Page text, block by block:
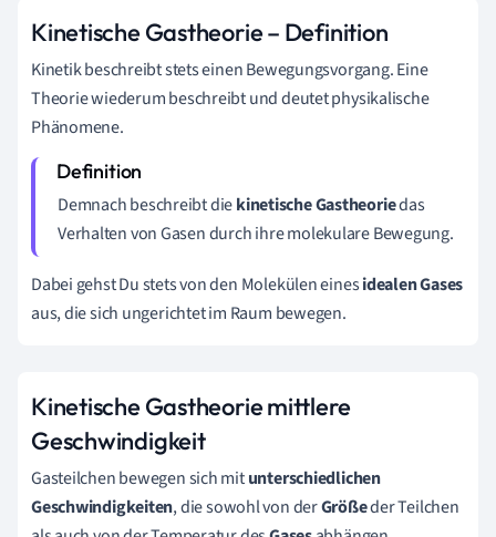
Kinetische Gastheorie – Definition
Kinetik beschreibt stets einen Bewegungsvorgang. Eine
Theorie wiederum beschreibt und deutet physikalische
Phänomene.
Demnach beschreibt diekinetische Gastheoriedas
Verhalten von Gasen durch ihre molekulare Bewegung.
Dabei gehst Du stets von den Molekülen einesidealen Gases
aus, die sich ungerichtet im Raum bewegen.
Kinetische Gastheorie mittlere
Geschwindigkeit
Gasteilchen bewegen sich mitunterschiedlichen
Geschwindigkeiten, die sowohl von derGrößeder Teilchen